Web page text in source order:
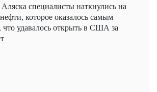
специалисты наткнулись на
которое оказалось самым
удавалось открыть в США за